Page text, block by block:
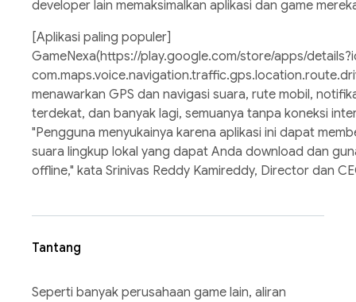
developer lain memaksimalkan aplikasi dan game
[Aplikasi paling populer]
GameNexa(https://play.google.com/store/apps/
menawarkan GPS dan navigasi suara, rute mobil,
terdekat, dan banyak lagi, semuanya tanpa koneksi
"Pengguna menyukainya karena aplikasi ini dapat
suara lingkup lokal yang dapat Anda download dan
offline," kata Srinivas Reddy Kamireddy, Director dan
Tantang
Seperti banyak perusahaan game lain, aliran